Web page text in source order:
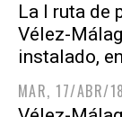
La I ruta de
Vélez-
instalado,
MAR, 17/ABR/18